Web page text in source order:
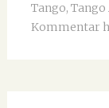
Tango,
Kommentar